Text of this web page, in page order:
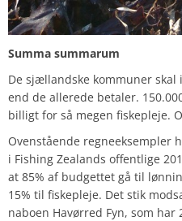
Summa summarum
De sjællandske kommuner skal
end de allerede betaler.
billigt for så megen fiskepleje.
Ovenstående regneeksempler
i Fishing Zealands offentlige
at 85% af budgettet gå til
15% til fiskepleje. Det stik
naboen Havørred Fyn, som